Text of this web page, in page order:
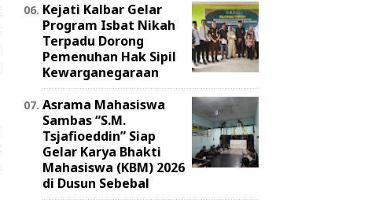
Kejati Kalbar Gelar
Program Isbat Nikah
Terpadu Dorong
Pemenuhan Hak Sipil
Kewarganegaraan
Asrama Mahasiswa
Sambas “S.M.
Tsjafioeddin” Siap
Gelar Karya Bhakti
Mahasiswa (KBM) 2026
di Dusun Sebebal